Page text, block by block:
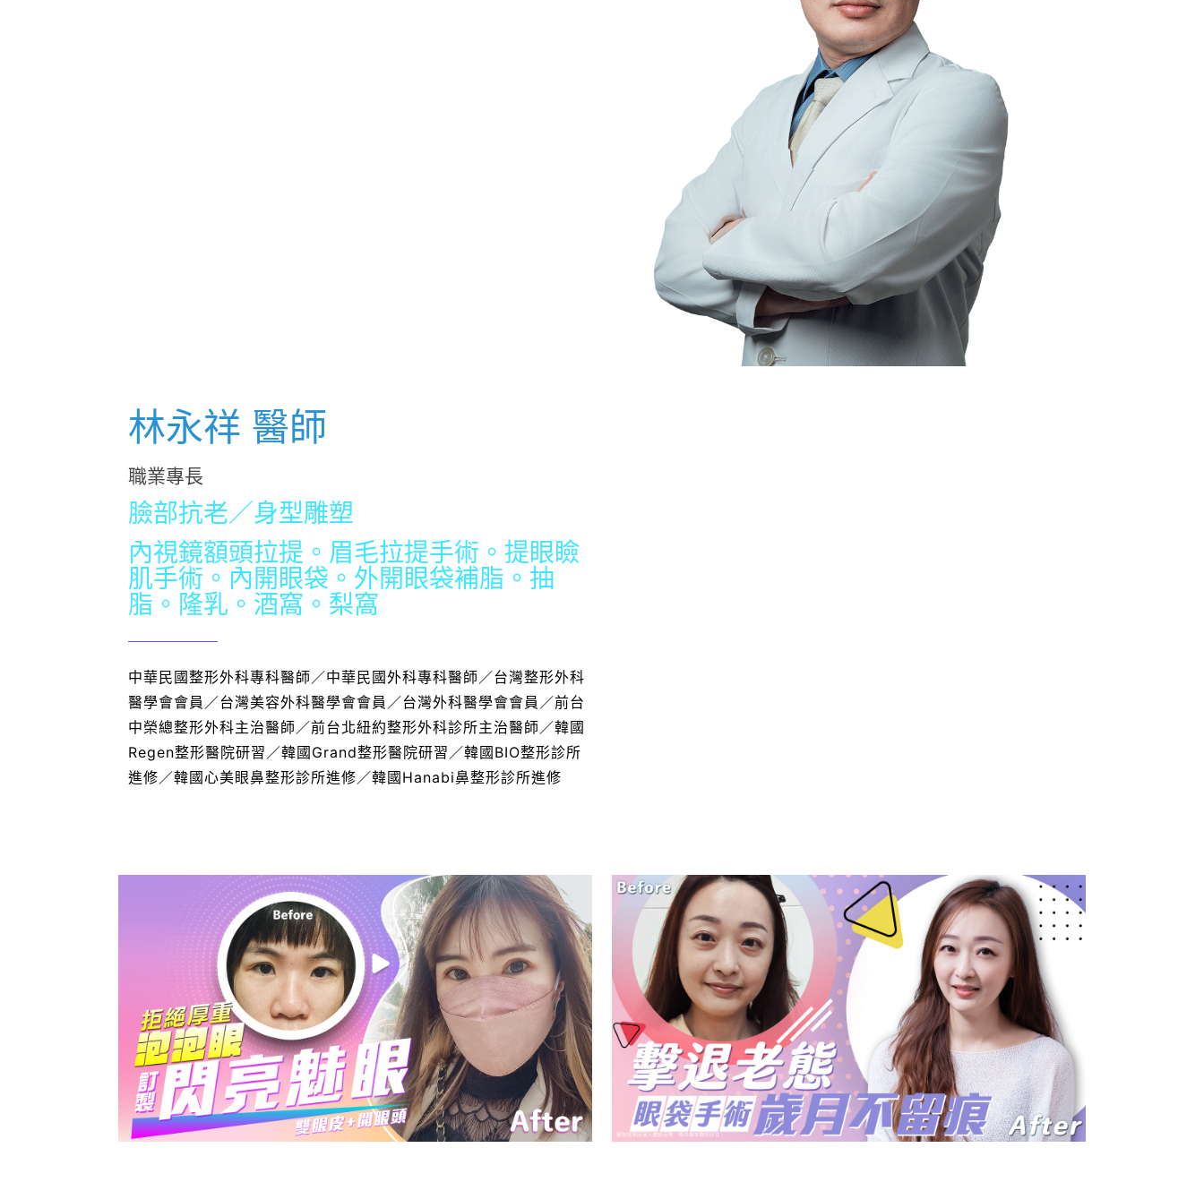
林永祥 醫師
職業專長
臉部抗老／身型雕塑
內視鏡額頭拉提。眉毛拉提手術。提眼瞼
肌手術。內開眼袋。外開眼袋補脂。抽
脂。隆乳。酒窩。梨窩
中華民國整形外科專科醫師／中華民國外科專科醫師／台灣整形外科
醫學會會員／台灣美容外科醫學會會員／台灣外科醫學會會員／前台
中榮總整形外科主治醫師／前台北紐約整形外科診所主治醫師／韓國
Regen整形醫院研習／韓國Grand整形醫院研習／韓國BIO整形診所
進修／韓國心美眼鼻整形診所進修／韓國Hanabi鼻整形診所進修
雙眼皮+開眼頭手術 眼袋手術